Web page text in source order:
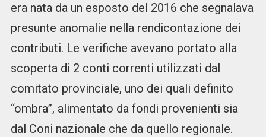
era nata da un esposto del 2016 che segnalava
presunte anomalie nella rendicontazione dei
contributi. Le verifiche avevano portato alla
scoperta di 2 conti correnti utilizzati dal
comitato provinciale, uno dei quali definito
“ombra”, alimentato da fondi provenienti sia
dal Coni nazionale che da quello regionale.